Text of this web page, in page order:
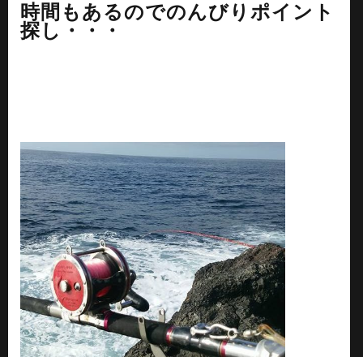
時間もあるのでのんびりポイント
探し・・・